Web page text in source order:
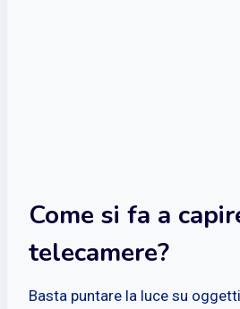
Come si fa a
telecamere?
Basta puntare la luce su